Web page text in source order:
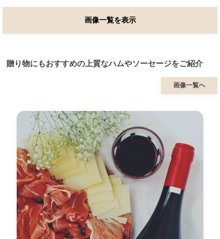
画像一覧を表示
贈り物にもおすすめの上質なハムやソーセージをご紹介
画像一覧へ